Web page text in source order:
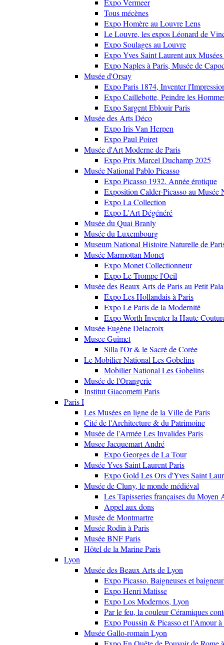
Expo Vermeer
Tous mécènes
Expo Homère au Louvre Lens
Le Louvre, les expos Léonard de
Expo Soulages au Louvre
Expo Yves Saint Laurent aux
Expo Naples à Paris, Musée de
Musée d'Orsay
Expo Paris 1874, Inventer
Expo Caillebotte, Peindre les
Expo Sargent Eblouir Paris
Musée des Arts Déco
Expo Iris Van Herpen
Expo Paul Poiret
Musée d'Art Moderne de Paris
Expo Prix Marcel Duchamp 2025
Musée National Pablo Picasso
Expo Picasso 1932. Année érotique
Exposition Calder-Picasso au Musée
Expo La Collection
Expo L'Art Dégénéré
Musée du Quai Branly
Musée du Luxembourg
Museum National Histoire Naturelle de
Musée Marmottan Monet
Expo Monet Collectionneur
Expo Le Trompe l'Oeil
Musée des Beaux Arts de Paris au Petit
Expo Les Hollandais à Paris
Expo Le Paris de la Modernité
Expo Worth Inventer la Haute
Musée Eugène Delacroix
Musee Guimet
Silla l'Or & le Sacré de Corée
Le Mobilier National Les Gobelins
Mobilier National Les Gobelins
Musée de l'Orangerie
Institut Giacometti Paris
Paris I
Les Musées en ligne de la Ville de Paris
Cité de l'Architecture & du Patrimoine
Musée de l'Armée Les Invalides Paris
Musee Jacquemart André
Expo Georges de La Tour
Musée Yves Saint Laurent Paris
Expo Gold Les Ors d'Yves Saint
Musée de Cluny, le monde médiéval
Les Tapisseries françaises du Moyen
Appel aux dons
Musée de Montmartre
Musée Rodin à Paris
Musée BNF Paris
Hôtel de la Marine Paris
Lyon
Musée des Beaux Arts de Lyon
Expo Picasso. Baigneuses et
Expo Henri Matisse
Expo Los Modernos, Lyon
Par le feu, la couleur Céramiques
Expo Poussin & Picasso et l'Amour
Musée Gallo-romain Lyon